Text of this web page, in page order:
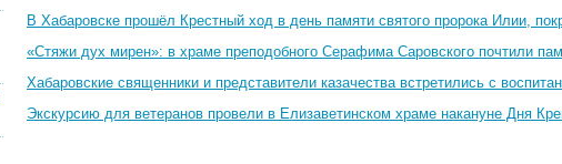
В Хабаровске прошёл Крестный ход в день памяти святого пророка Илии,
«Стяжи дух мирен»: в храме преподобного Серафима Саровского почтили
Хабаровские священники и представители казачества встретились с
Экскурсию для ветеранов провели в Елизаветинском храме накануне Дня